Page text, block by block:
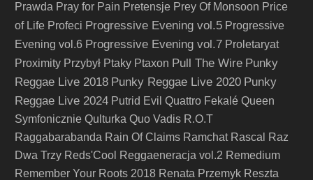
Prawda Pray for Pain Pretensje Prey Of Monsoon Price
of Life Profeci Progressive Evening vol.5 Progressive
Evening vol.6 Progressive Evening vol.7 Proletaryat
Proximity Przybył Ptaky Ptaxon Pull The Wire Punky
Reggae Live 2018 Punky Reggae Live 2020 Punky
Reggae Live 2024 Putrid Evil Quattro Fekalé Queen
Symfonicznie Qulturka Quo Vadis R.O.T
Raggabarabanda Rain Of Claims Ramchat Rascal
Raz
Dwa Trzy Reds'Cool Reggaeneracja vol.2 Remedium
Remember Your Roots 2018 Renata Przemyk Reszta